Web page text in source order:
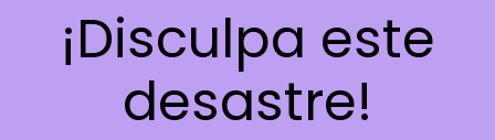
¡Disculpa este
desastre!